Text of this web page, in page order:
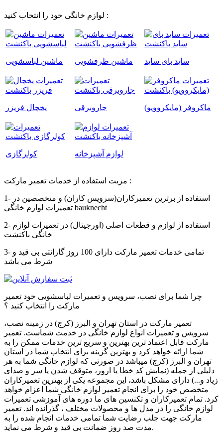
لوازم خانگی خود را انتخاب کنید :
ماشین لباسشویی ماشین ظرفشویی ساید بای ساید
یخچال فریزر جاروبرقی ماکروفر‌ (مایکروویو)
کولرگازی لوازم آشپزخانه
مزیت استفاده از خدمات تعمیر مارکت :
1- استفاده از برترین تعمیرکاران(سرویس کاران) و متخصصین در
bauknecht
2- استفاده از لوازم و قطعات اصلی (اورجینال) در تعمیرات لوازم
خانگی باکنشت
3- تمامی خدمات تعمیر مارکت دارای 100 روز گارانتی بی قید و
شرط می باشد
چرا شما برای نصب، سرویس و تعمیرات لباسشویی خود تعمیر
مارکت را انتخاب کنید ؟
تعمیر مارکت در استان تهران و البرز (کرج) در زمینه نصب،
سرویس و تعمیرات انواع لوازم خانگی در خدمت شماست. تعمیر
مارکت قابل اعتماد ترین بهترین و سریع ترین خدمات ممکن را به
شما ارائه خواهد کرد و بهترین گزینه برای انتخاب شما در استان
تهران و البرز (کرج) میباشد در صورتی که لوازم خانگی شما به هر
دلیلی از جمله (نمایش کد خطا یا ارور، متوقف شدن یا سر و صدای
زیاد و...) دارای مشکل باشد، این مجموعه یکی از بهترین تعمیرکاران
متخصص خود را برای انجام تعمیر لوازم خانگی شما اعزام خواهد
کرد. تمام تعمیرکاران و تکنسین های ما دوره های آموزشی تعمیرات
لوازم خانگی را در مدل ها و محصولات مختلف ، گذرانده اند. تعمیر
مارکت جهت جلب رضایت شما تمامی خدمات انجام شده را به
مدت صد روز ضمانت بی قید و شرط می نماید.